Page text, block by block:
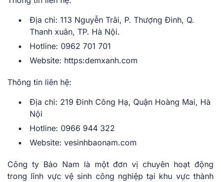
Địa chỉ: 113 Nguyễn Trãi, P. Thượng Đình, Q.
Thanh xuân, TP. Hà Nội.
Hotline: 0962 701 701
Website: https:demxanh.com
Thông tin liên hệ:
Địa chỉ: 219 Đinh Công Hạ, Quận Hoàng Mai, Hà
Nội
Hotline: 0966 944 322
Website: vesinhbaonam.com
Công ty Bảo Nam là một đơn vị chuyên hoạt động
trong lĩnh vực vệ sinh công nghiệp tại khu vực thành